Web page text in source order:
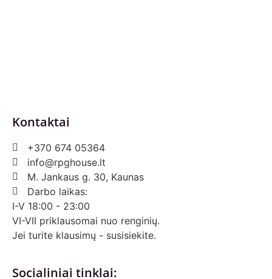
Kontaktai
+370 674 05364
info@rpghouse.lt
M. Jankaus g. 30, Kaunas
Darbo laikas:
I-V 18:00 - 23:00
VI-VII priklausomai nuo renginių.
Jei turite klausimų - susisiekite.
Socialiniai tinklai: